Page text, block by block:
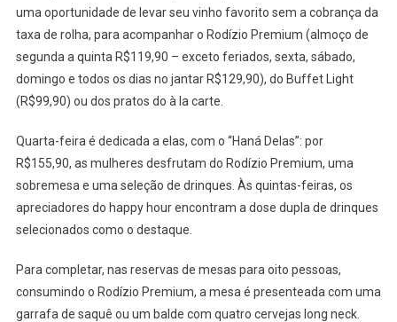
uma oportunidade de levar seu vinho favorito sem a cobrança da
taxa de rolha, para acompanhar o Rodízio Premium (almoço de
segunda a quinta R$119,90 – exceto feriados, sexta, sábado,
domingo e todos os dias no jantar R$129,90), do Buffet Light
(R$99,90) ou dos pratos do à la carte.
Quarta-feira é dedicada a elas, com o “Haná Delas”: por
R$155,90, as mulheres desfrutam do Rodízio Premium, uma
sobremesa e uma seleção de drinques. Às quintas-feiras, os
apreciadores do happy hour encontram a dose dupla de drinques
selecionados como o destaque.
Para completar, nas reservas de mesas para oito pessoas,
consumindo o Rodízio Premium, a mesa é presenteada com uma
garrafa de saquê ou um balde com quatro cervejas long neck.